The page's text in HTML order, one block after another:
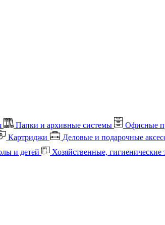
Папки и архивные системы Офисные
Картриджи Деловые и подарочные
и детей Хозяйственные, гигиенические